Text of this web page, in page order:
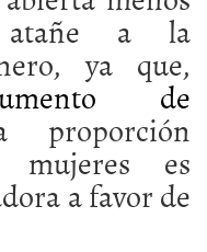
a la
ya que,
de
es
a favor de